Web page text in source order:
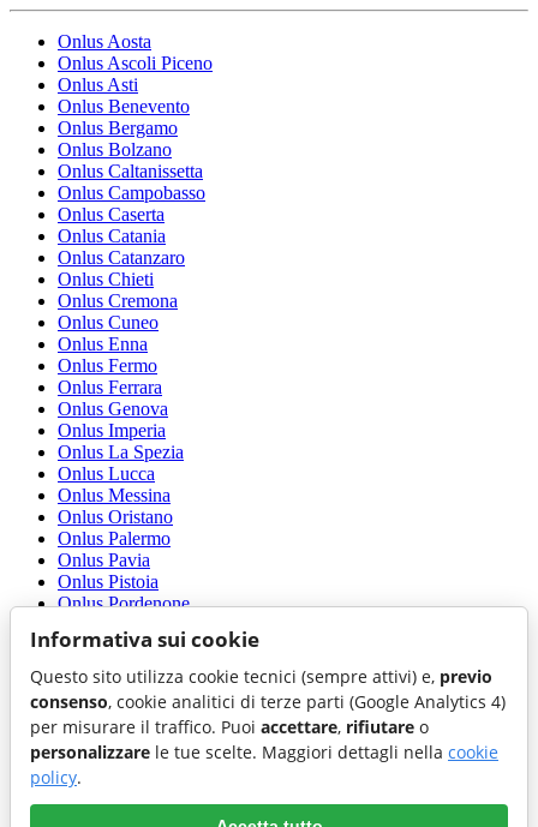
Onlus Aosta
Onlus Ascoli Piceno
Onlus Asti
Onlus Benevento
Onlus Bergamo
Onlus Bolzano
Onlus Caltanissetta
Onlus Campobasso
Onlus Caserta
Onlus Catania
Onlus Catanzaro
Onlus Chieti
Onlus Cremona
Onlus Cuneo
Onlus Enna
Onlus Fermo
Onlus Ferrara
Onlus Genova
Onlus Imperia
Onlus La Spezia
Onlus Lucca
Onlus Messina
Onlus Oristano
Onlus Palermo
Onlus Pavia
Onlus Pistoia
Onlus Pordenone
Onlus Reggio di Calabria
Onlus Reggio nell'Emilia
Onlus Rieti
Onlus Roma
Onlus Salerno
Onlus Savona
Onlus Taranto
Informativa sui cookie
Questo sito utilizza cookie tecnici (sempre attivi) e, previo
consenso, cookie analitici di terze parti (Google Analytics 4)
per misurare il traffico. Puoi accettare, rifiutare o
personalizzare le tue scelte. Maggiori dettagli nella cookie
policy.